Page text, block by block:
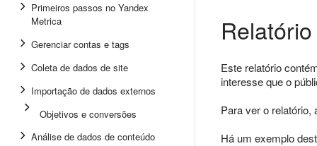
Primeiros passos no Yandex
Metrica
Gerenciar contas e tags
Coleta de dados de site
Importação de dados externos
Objetivos e conversões
Análise de dados de conteúdo
Este relatório
interesse que o
Para ver o
Há um exemplo